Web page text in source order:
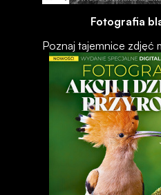
Fotografia
Poznaj tajemnice